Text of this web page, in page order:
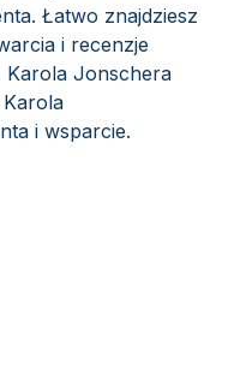
Łatwo znajdziesz
i recenzje
Karola Jonschera
i wsparcie.